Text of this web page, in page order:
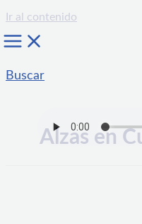
Ir al contenido
Buscar
Alzas en